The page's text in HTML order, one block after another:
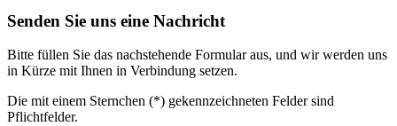
Senden Sie uns eine Nachricht
Bitte füllen Sie das nachstehende Formular aus, und wir werden uns
in Kürze mit Ihnen in Verbindung setzen.
Die mit einem Sternchen (*) gekennzeichneten Felder sind
Pflichtfelder.